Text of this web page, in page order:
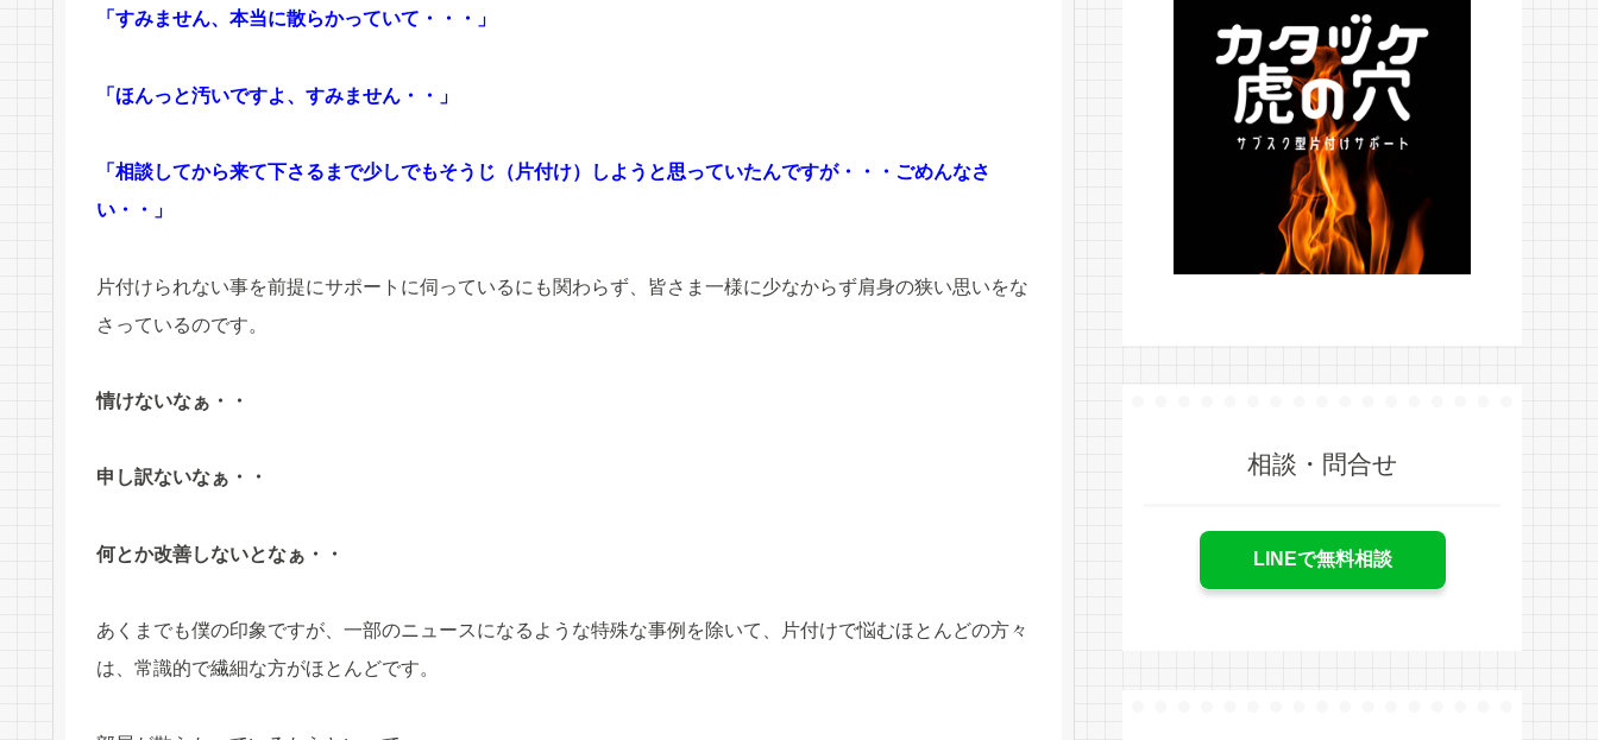
「すみません、本当に散らかっていて・・・」
「ほんっと汚いですよ、すみません・・」
「相談してから来て下さるまで少しでもそうじ（片付け）しようと思っていたんですが・・・ごめんなさ
い・・」
片付けられない事を前提にサポートに伺っているにも関わらず、皆さま一様に少なからず肩身の狭い思いをな
さっているのです。
情けないなぁ・・
申し訳ないなぁ・・
何とか改善しないとなぁ・・
あくまでも僕の印象ですが、一部のニュースになるような特殊な事例を除いて、片付けで悩むほとんどの方々
は、常識的で繊細な方がほとんどです。
相談・問合せ
LINEで無料相談